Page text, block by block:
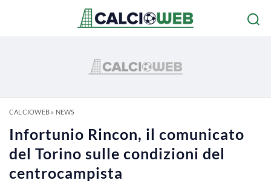
CALCIOWEB» NEWS
Infortunio Rincon, il comunicato
del Torino sulle condizioni del
centrocampista